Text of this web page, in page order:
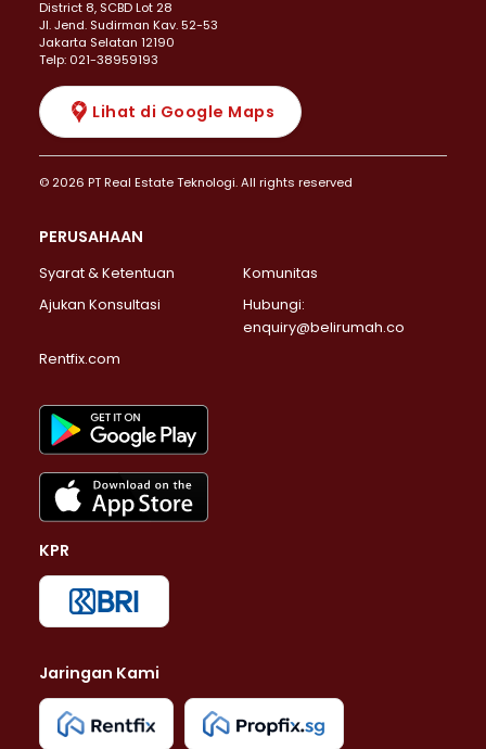
District 8, SCBD Lot 28
JI. Jend. Sudirman Kav. 52-53
Jakarta Selatan 12190
Telp: 021-38959193
Lihat di Google Maps
© 2026 PT Real Estate Teknologi. All rights reserved
PERUSAHAAN
Syarat & Ketentuan
Komunitas
Ajukan Konsultasi
Hubungi:
enquiry@belirumah.co
Rentfix.com
KPR
Jaringan Kami